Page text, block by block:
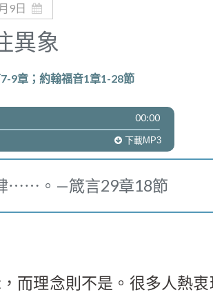
9日
異象
9章；約翰福音1章1-28節
00:00
下載MP3
⋯⋯。—箴言29章18節
而理念則不是。很多人熱